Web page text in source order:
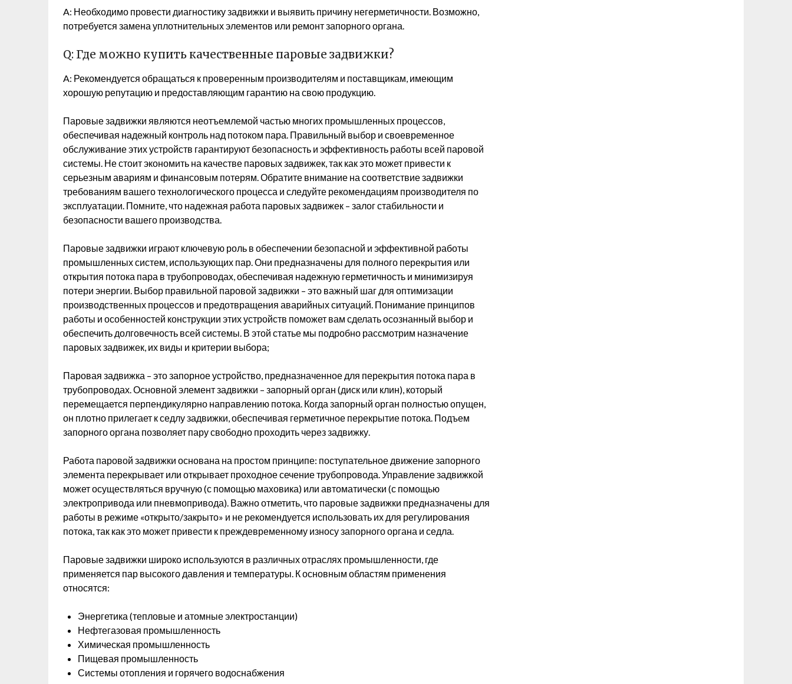
A: Необходимо провести диагностику задвижки и выявить причину негерметичности. Возможно,
потребуется замена уплотнительных элементов или ремонт запорного органа.
Q: Где можно купить качественные паровые задвижки?
A: Рекомендуется обращаться к проверенным производителям и поставщикам, имеющим
хорошую репутацию и предоставляющим гарантию на свою продукцию.
Паровые задвижки являются неотъемлемой частью многих промышленных процессов,
обеспечивая надежный контроль над потоком пара. Правильный выбор и своевременное
обслуживание этих устройств гарантируют безопасность и эффективность работы всей паровой
системы. Не стоит экономить на качестве паровых задвижек, так как это может привести к
серьезным авариям и финансовым потерям. Обратите внимание на соответствие задвижки
требованиям вашего технологического процесса и следуйте рекомендациям производителя по
эксплуатации. Помните, что надежная работа паровых задвижек – залог стабильности и
безопасности вашего производства.
Паровые задвижки играют ключевую роль в обеспечении безопасной и эффективной работы
промышленных систем, использующих пар. Они предназначены для полного перекрытия или
открытия потока пара в трубопроводах, обеспечивая надежную герметичность и минимизируя
потери энергии. Выбор правильной паровой задвижки – это важный шаг для оптимизации
производственных процессов и предотвращения аварийных ситуаций. Понимание принципов
работы и особенностей конструкции этих устройств поможет вам сделать осознанный выбор и
обеспечить долговечность всей системы. В этой статье мы подробно рассмотрим назначение
паровых задвижек, их виды и критерии выбора;
Паровая задвижка – это запорное устройство, предназначенное для перекрытия потока пара в
трубопроводах. Основной элемент задвижки – запорный орган (диск или клин), который
перемещается перпендикулярно направлению потока. Когда запорный орган полностью опущен,
он плотно прилегает к седлу задвижки, обеспечивая герметичное перекрытие потока. Подъем
запорного органа позволяет пару свободно проходить через задвижку.
Работа паровой задвижки основана на простом принципе: поступательное движение запорного
элемента перекрывает или открывает проходное сечение трубопровода. Управление задвижкой
может осуществляться вручную (с помощью маховика) или автоматически (с помощью
электропривода или пневмопривода). Важно отметить, что паровые задвижки предназначены для
работы в режиме «открыто/закрыто» и не рекомендуется использовать их для регулирования
потока, так как это может привести к преждевременному износу запорного органа и седла.
Паровые задвижки широко используются в различных отраслях промышленности, где
применяется пар высокого давления и температуры. К основным областям применения
относятся:
Энергетика (тепловые и атомные электростанции)
Нефтегазовая промышленность
Химическая промышленность
Пищевая промышленность
Системы отопления и горячего водоснабжения